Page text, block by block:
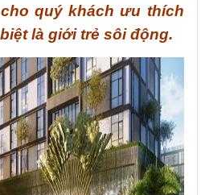
quý khách ưu thích
là giới trẻ sôi động.